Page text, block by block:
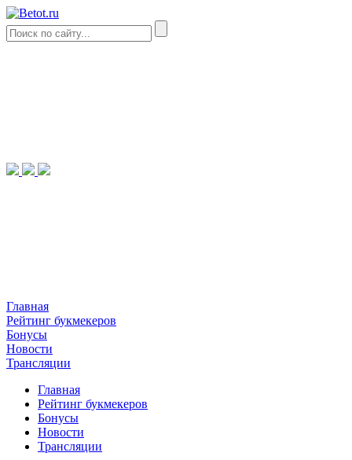
Главная
Рейтинг букмекеров
Бонусы
Новости
Трансляции
Главная
Рейтинг букмекеров
Бонусы
Новости
Трансляции